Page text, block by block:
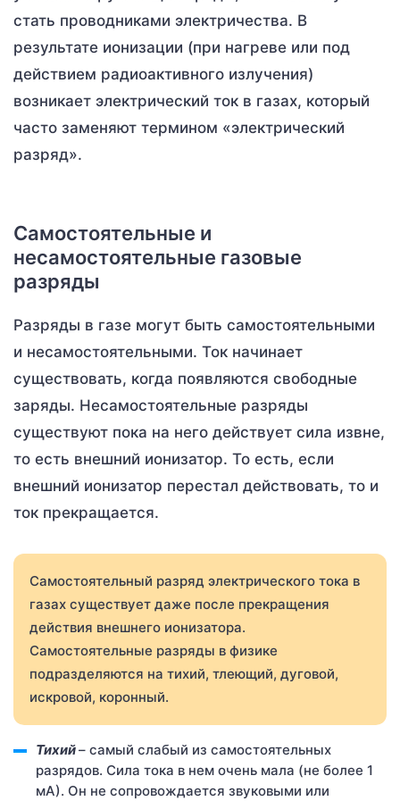
стать проводниками электричества. В
результате ионизации (при нагреве или под
действием радиоактивного излучения)
возникает электрический ток в газах, который
часто заменяют термином «электрический
разряд».
Самостоятельные и
несамостоятельные газовые
разряды
Разряды в газе могут быть самостоятельными
и несамостоятельными. Ток начинает
существовать, когда появляются свободные
заряды. Несамостоятельные разряды
существуют пока на него действует сила извне,
то есть внешний ионизатор. То есть, если
внешний ионизатор перестал действовать, то и
ток прекращается.
Самостоятельный разряд электрического тока в
газах существует даже после прекращения
действия внешнего ионизатора.
Самостоятельные разряды в физике
подразделяются на тихий, тлеющий, дуговой,
искровой, коронный.
Тихий– самый слабый из самостоятельных
разрядов. Сила тока в нем очень мала (не более 1
мА). Он не сопровождается звуковыми или